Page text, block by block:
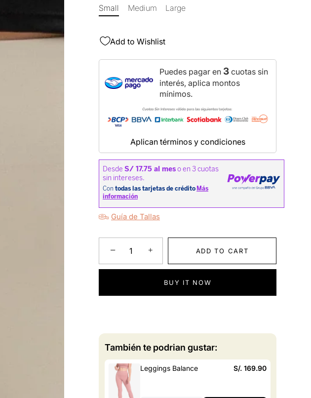
Small
Medium Large
Add to Wishlist
Puedes pagar en 3 cuotas sin
interés, aplica montos
mínimos.
Aplican términos y condiciones
Guía de Tallas
− + ADD TO CART
BUY IT NOW
También te podrian gustar:
Leggings Balance S/. 169.90